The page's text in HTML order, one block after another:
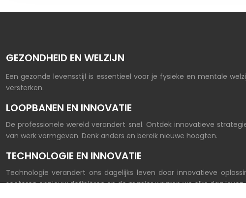
GEZONDHEID EN WELZIJN
Een gezonde levensstijl is essentieel voor je fysieke en mentale
versterken.
LOOPBANEN EN INNOVATIE
De professionele wereld verandert snel. Ontdek innovatieve
van werk vormgeven. Denk anders en bereik nieuwe hoogten.
TECHNOLOGIE EN INNOVATIE
Technologie verandert ons dagelijks leven door innovatieve
sectoren opnieuw definiëren en de manier waarop we elke dag